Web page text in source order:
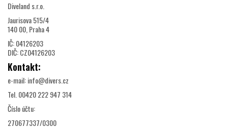
Diveland s.r.o.
Jaurisova 515/4
140 00, Praha 4
IČ: 04126203
DIČ: CZ04126203
Kontakt:
e-mail: info@divers.cz
Tel. 00420 222 947 314
Číslo účtu:
270677337/0300